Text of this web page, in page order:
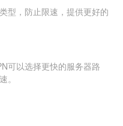
型，防止限速，提供更好的
可以选择更快的服务器路
。